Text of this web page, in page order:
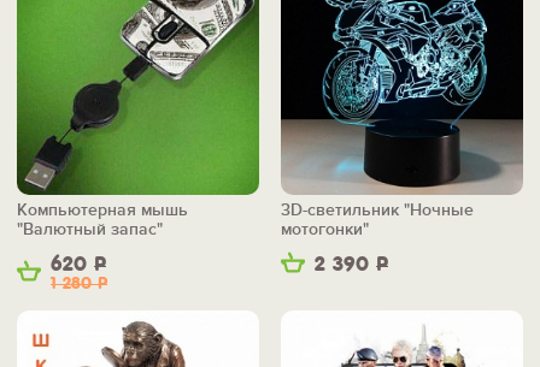
620 Р
1 280Р
Компьютерная мышь
"Валютный запас"
2 390 Р
3D-светильник "Ночные
мотогонки"